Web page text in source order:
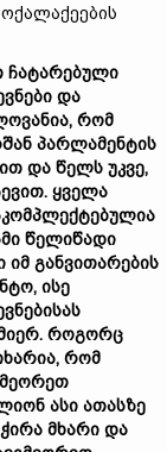
ჩატარებული
და
რომ
პარლამენტის
და წელს უკვე,
ყველა
წელიწადი
განვითარების
ისე
როგორც
რომ
ასი ათასზე
მხარი და